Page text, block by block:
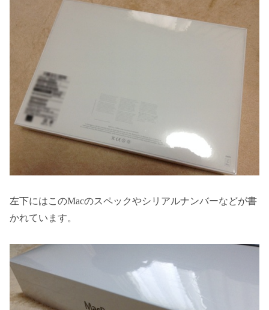
左下にはこのMacのスペックやシリアルナンバーなどが書
かれています。